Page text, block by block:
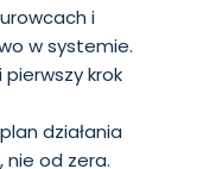
i
w systemie.
krok
działania
od zera.